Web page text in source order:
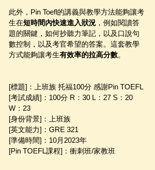
此外，Pin Toefl的講義與教學方法能夠讓考
生在短時間內快速進入狀況 ，例如閱讀答
題的關鍵，如何抄聽力筆記，以及口說句
數控制，以及考官希望的答案。這套教學
方式能夠讓考生有效率的拉高分數。
[標題]：上班族 托福100分 感謝Pin TOEFL
[考試成績]：100分 R：30 L：27 S：20
W：23
[身份背景]：上班族
[英文能力]：GRE 321
[準備時間]：10月2023年
[Pin TOEFL課程]：衝刺班/家教班